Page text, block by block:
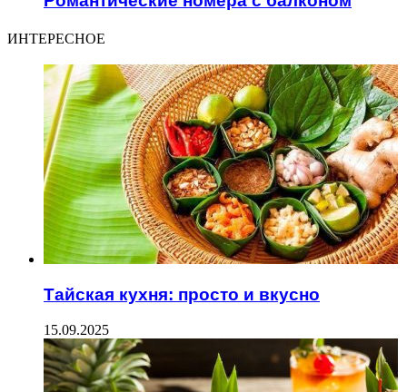
ИНТЕРЕСНОЕ
Тайская кухня: просто и вкусно
15.09.2025